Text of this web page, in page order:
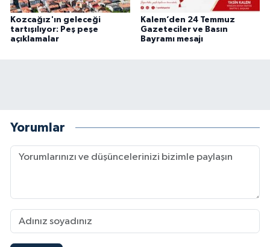
Kozcağız'ın geleceği
tartışılıyor: Peş peşe
açıklamalar
Kalem’den 24 Temmuz
Gazeteciler ve Basın
Bayramı mesajı
Yorumlar